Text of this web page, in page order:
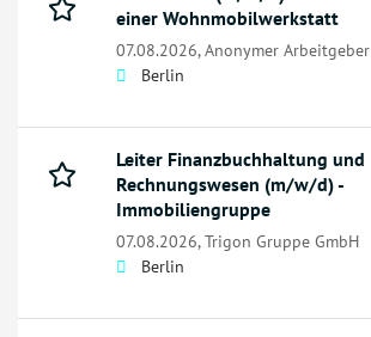
einer Wohnmobilwerkstatt
07.08.2026,Anonymer Arbeitgeber
Berlin
Leiter Finanzbuchhaltung und
Rechnungswesen (m/w/d) -
Immobiliengruppe
07.08.2026,Trigon Gruppe GmbH
Berlin